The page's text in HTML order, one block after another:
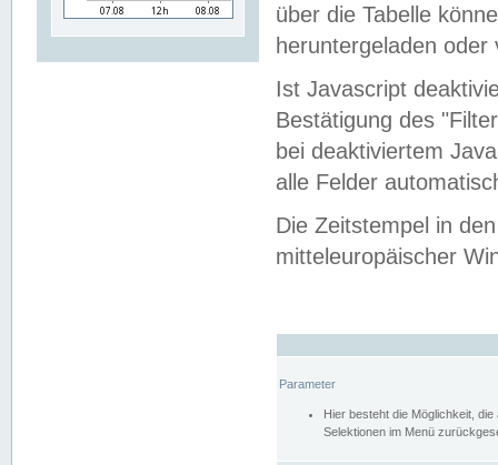
über die Tabelle
heruntergeladen oder
Ist Javascript
Bestätigung des
bei deaktiviertem
alle Felder
Die Zeitstempel in
mitteleuropäischer
Parameter
Hier besteht die Möglichkeit,
Selektionen im Menü